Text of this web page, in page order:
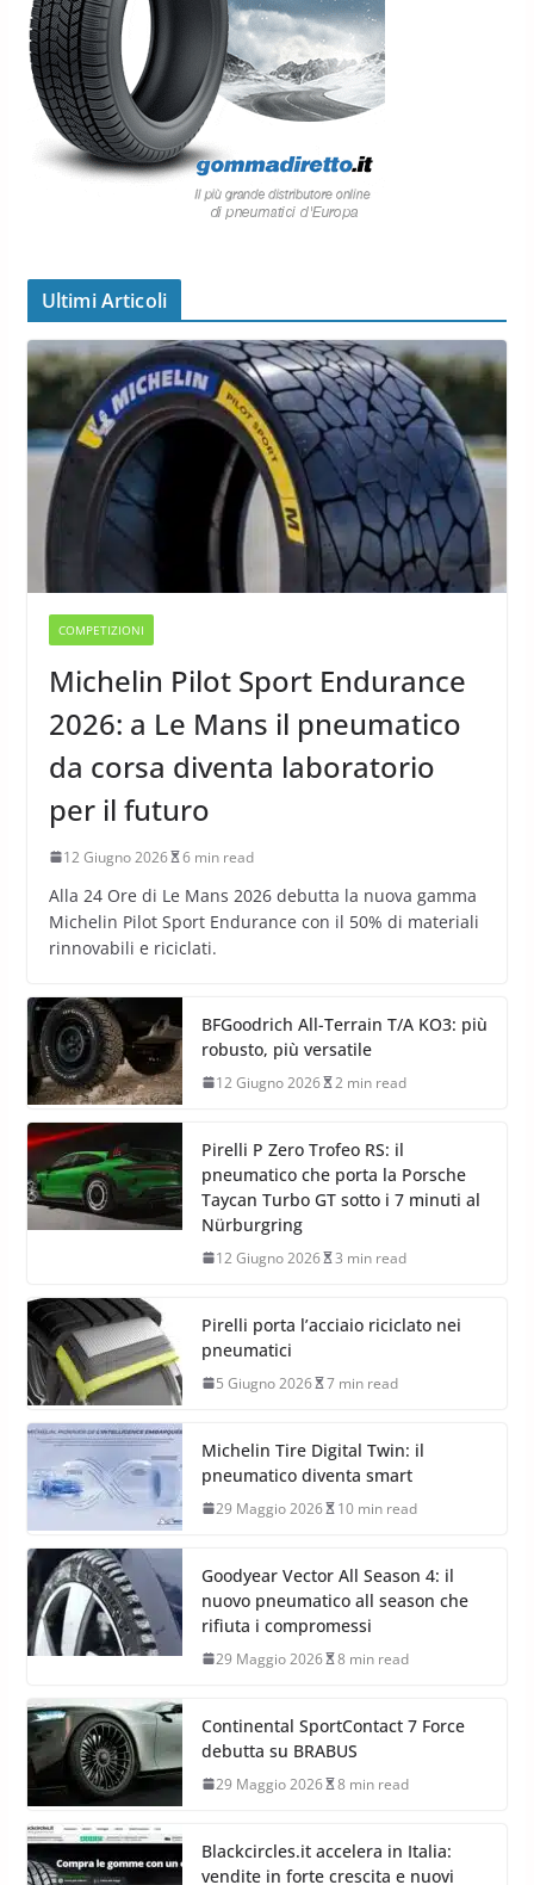
Ultimi Articoli
COMPETIZIONI
Michelin Pilot Sport Endurance
2026: a Le Mans il pneumatico
da corsa diventa laboratorio
per il futuro
12 Giugno 2026 6 min read
Alla 24 Ore di Le Mans 2026 debutta la nuova gamma
Michelin Pilot Sport Endurance con il 50% di materiali
rinnovabili e riciclati.
BFGoodrich All-Terrain T/A KO3: più
robusto, più versatile
12 Giugno 2026 2 min read
Pirelli P Zero Trofeo RS: il
pneumatico che porta la Porsche
Taycan Turbo GT sotto i 7 minuti al
Nürburgring
12 Giugno 2026 3 min read
Pirelli porta l’acciaio riciclato nei
pneumatici
5 Giugno 2026 7 min read
Michelin Tire Digital Twin: il
pneumatico diventa smart
29 Maggio 2026 10 min read
Goodyear Vector All Season 4: il
nuovo pneumatico all season che
rifiuta i compromessi
29 Maggio 2026 8 min read
Continental SportContact 7 Force
debutta su BRABUS
29 Maggio 2026 8 min read
Blackcircles.it accelera in Italia:
vendite in forte crescita e nuovi